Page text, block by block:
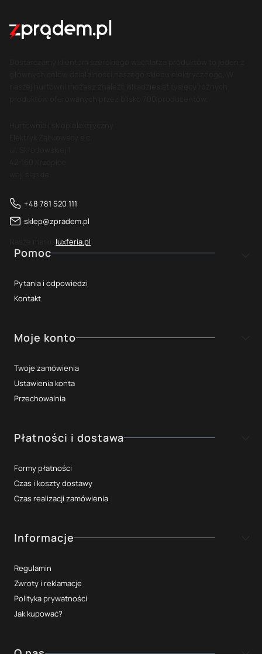
+48 781 520 111
sklep@zpradem.pl
luxferia.pl
Linki w stopce
Pomoc
Pytania i odpowiedzi
Kontakt
Moje konto
Twoje zamówienia
Ustawienia konta
Przechowalnia
Płatności i dostawa
Formy płatności
Czas i koszty dostawy
Czas realizacji zamówienia
Informacje
Regulamin
Zwroty i reklamacje
Polityka prywatności
Jak kupować?